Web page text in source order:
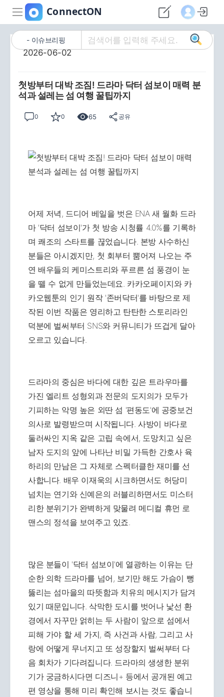
이슈브리핑
2026-06-02
첫방부터 대박 조짐! 드라마 닥터 섬보이 매력 분
석과 설레는 섬 여행 꿀팁까지
0 0 65 공유
어제 저녁, 드디어 베일을 벗은 ENA 새 월화 드라
마 '닥터 섬보이'가 첫 방송 시청률 4.0%를 기록하
며 쾌조의 스타트를 끊었습니다. 본방 사수하신
분들은 아시겠지만, 첫 회부터 뿜어져 나오는 주
연 배우들의 케미스트리와 푸르른 섬 풍경이 눈
을 뗄 수 없게 만들었는데요. 카카오페이지와 카
카오웹툰의 인기 원작 '존버닥터'를 바탕으로 제
작된 이번 작품은 영리하고 탄탄한 스토리라인
덕분에 벌써부터 SNS와 커뮤니티가 뜨겁게 달아
오르고 있습니다.
드라마의 중심은 바다에 대한 깊은 트라우마를
가진 엘리트 성형외과 전문의 도지의가 모두가
기피하는 악명 높은 외딴 섬 '편동도'에 공중보건
의사로 발령받으며 시작됩니다. 사방이 바다로
둘러싸인 지옥 같은 고립 속에서, 도망치고 싶은
남자 도지의 앞에 나타난 비밀 가득한 간호사 육
하리의 만남은 그 자체로 스펙터클한 재미를 선
사합니다. 배우 이재욱의 시크하면서도 허당미
넘치는 연기와 신예은의 러블리하면서도 미스터
리한 분위기가 완벽하게 맞물려 메디컬 휴먼 로
맨스의 정석을 보여주고 있죠.
많은 분들이 '닥터 섬보이'에 열광하는 이유는 단
순한 의학 드라마를 넘어, 보기만 해도 가슴이 뻥
뚫리는 섬마을의 따뜻함과 치유의 메시지가 담겨
있기 때문입니다. 삭막한 도시를 벗어나 낯선 환
경에서 자꾸만 얽히는 두 사람이 앞으로 섬에서
피해 가야 할 세 가지, 즉 사건과 사람, 그리고 사
랑에 어떻게 무너지고 또 성장할지 벌써부터 다
음 회차가 기다려집니다. 드라마의 생생한 분위
기가 궁금하시다면 디즈니+ 등에서 공개된 예고
편 영상을 통해 미리 확인해 보시는 것도 좋습니